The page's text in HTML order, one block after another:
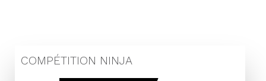
COMPÉTITION NINJA